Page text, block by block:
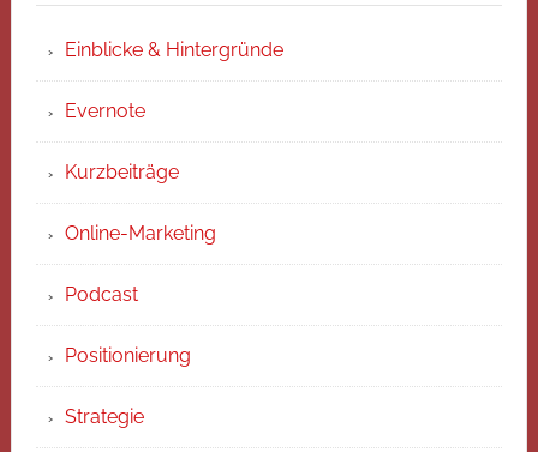
Einblicke & Hintergründe
Evernote
Kurzbeiträge
Online-Marketing
Podcast
Positionierung
Strategie